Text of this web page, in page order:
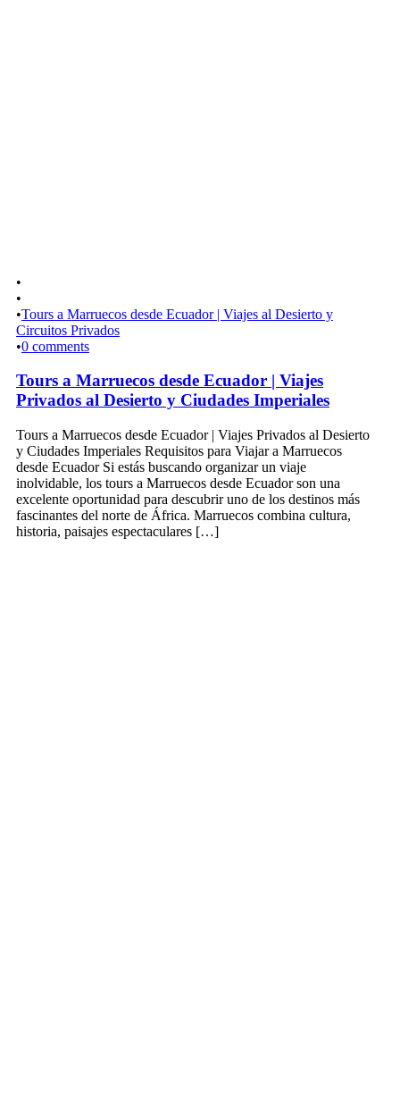
•
•
•Tours a Marruecos desde Ecuador | Viajes al Desierto y
Circuitos Privados
•0 comments
Tours a Marruecos desde Ecuador | Viajes
Privados al Desierto y Ciudades Imperiales
Tours a Marruecos desde Ecuador | Viajes Privados al Desierto
y Ciudades Imperiales Requisitos para Viajar a Marruecos
desde Ecuador Si estás buscando organizar un viaje
inolvidable, los tours a Marruecos desde Ecuador son una
excelente oportunidad para descubrir uno de los destinos más
fascinantes del norte de África. Marruecos combina cultura,
historia, paisajes espectaculares […]